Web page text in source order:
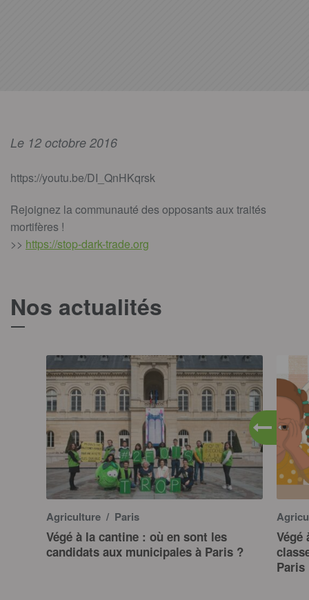
Le 12 octobre 2016
https://youtu.be/DI_QnHKqrsk
Rejoignez la communauté des opposants aux traités
mortifères !
>> https://stop-dark-trade.org
Nos actualités
Agriculture / Paris
Végé à la cantine : où en sont les
candidats aux municipales à Paris ?
Végé
Paris